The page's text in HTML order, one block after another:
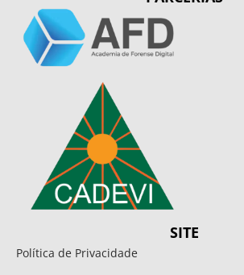
SITE
Política de Privacidade